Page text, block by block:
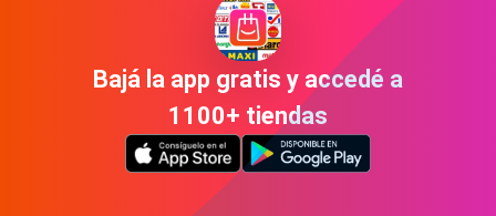
Bajá la app gratis y accedé a
1100+ tiendas